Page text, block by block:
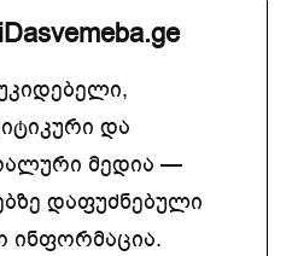
და
მედია —
დაფუძნებული
ინფორმაცია.